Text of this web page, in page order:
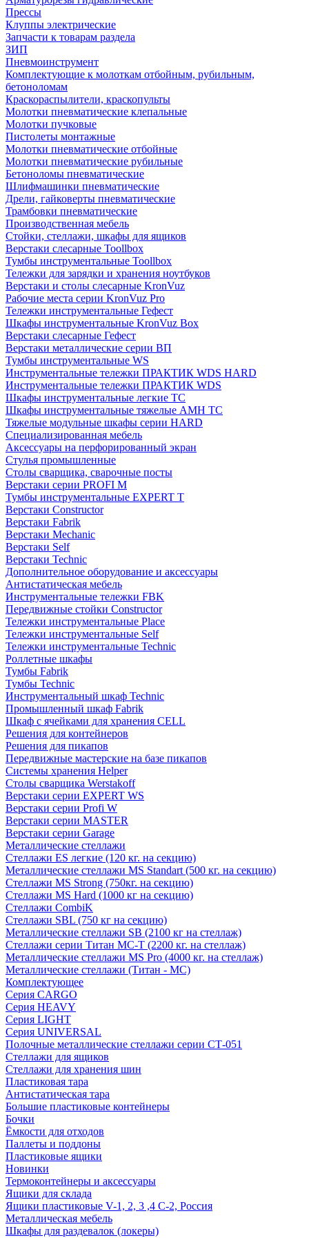
Прессы
Клуппы электрические
Запчасти к товарам раздела
ЗИП
Пневмоинструмент
Комплектующие к молоткам отбойным, рубильным,
бетоноломам
Краскораспылители, краскопульты
Молотки пневматические клепальные
Молотки пучковые
Пистолеты монтажные
Молотки пневматические отбойные
Молотки пневматические рубильные
Бетоноломы пневматические
Шлифмашинки пневматические
Дрели, гайковерты пневматические
Трамбовки пневматические
Производственная мебель
Стойки, стеллажи, шкафы для ящиков
Верстаки слесарные Toollbox
Тумбы инструментальные Toollbox
Тележки для зарядки и хранения ноутбуков
Верстаки и столы слесарные KronVuz
Рабочие места серии KronVuz Pro
Тележки инструментальные Гефест
Шкафы инструментальные KronVuz Box
Верстаки слесарные Гефест
Верстаки металлические серии ВП
Тумбы инструментальные WS
Инструментальные тележки ПРАКТИК WDS HARD
Инструментальные тележки ПРАКТИК WDS
Шкафы инструментальные легкие ТС
Шкафы инструментальные тяжелые AMH TC
Тяжелые модульные шкафы серии HARD
Cпециализированная мебель
Аксессуары на перфорированный экран
Стулья промышленные
Столы сварщика, сварочные посты
Верстаки серии PROFI M
Тумбы инструментальные EXPERT T
Верстаки Constructor
Верстаки Fabrik
Верстаки Mechanic
Верстаки Self
Верстаки Technic
Дополнительное оборудование и аксессуары
Антистатическая мебель
Инструментальные тележки FBK
Передвижные стойки Constructor
Тележки инструментальные Place
Тележки инструментальные Self
Тележки инструментальные Technic
Роллетные шкафы
Тумбы Fabrik
Тумбы Technic
Инструментальный шкаф Technic
Промышленный шкаф Fabrik
Шкаф с ячейками для хранения CELL
Решения для контейнеров
Решения для пикапов
Передвижные мастерские на базе пикапов
Системы хранения Helper
Столы сварщика Werstakoff
Верстаки серии EXPERT WS
Верстаки серии Profi W
Верстаки серии MASTER
Верстаки серии Garage
Металлические стеллажи
Стеллажи ES легкие (120 кг. на секцию)
Металлические стеллажи MS Standart (500 кг. на секцию)
Стеллажи MS Strong (750кг. на секцию)
Стеллажи MS Hard (1000 кг на секцию)
Стеллажи CombiK
Стеллажи SBL (750 кг на секцию)
Металлические стеллажи SB (2100 кг на стеллаж)
Стеллажи серии Титан МС-Т (2200 кг. на стеллаж)
Металлические стеллажи MS Pro (4000 кг. на стеллаж)
Металлические стеллажи (Титан - МС)
Комплектующее
Серия CARGO
Серия HEAVY
Серия LIGHT
Серия UNIVERSAL
Полочные металлические стеллажи серии СТ-051
Стеллажи для ящиков
Стеллажи для хранения шин
Пластиковая тара
Антистатическая тара
Большие пластиковые контейнеры
Бочки
Ёмкости для отходов
Паллеты и поддоны
Пластиковые ящики
Новинки
Термоконтейнеры и аксессуары
Ящики для склада
Ящики пластиковые V-1, 2, 3 ,4 С-2, Россия
Металлическая мебель
Шкафы для раздевалок (локеры)